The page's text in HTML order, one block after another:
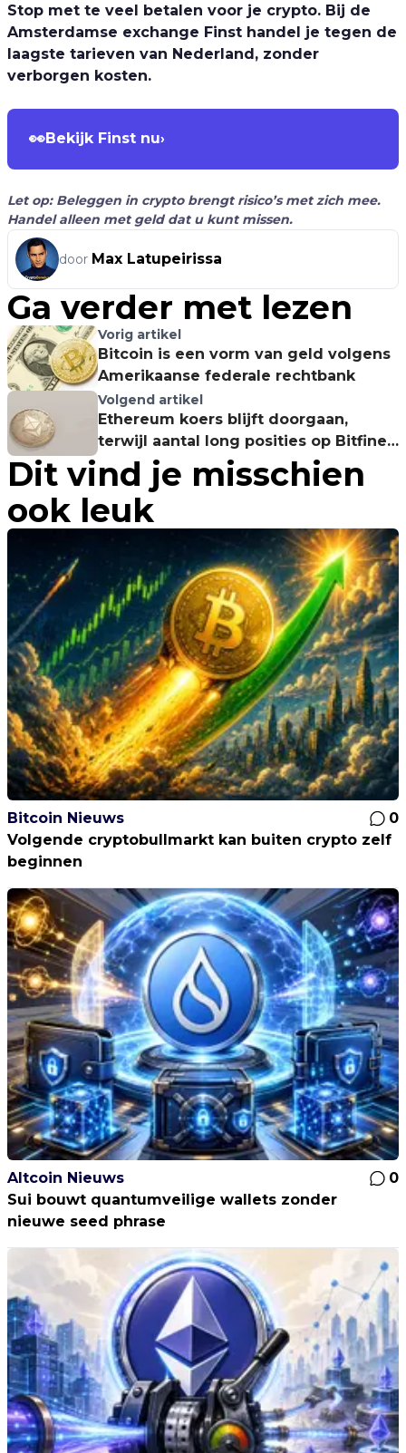
Stop met te veel betalen voor je crypto. Bij de
Amsterdamse exchange Finst handel je tegen de
laagste tarieven van Nederland, zonder
verborgen kosten.
👀Bekijk Finst nu›
Let op: Beleggen in crypto brengt risico’s met zich mee.
Handel alleen met geld dat u kunt missen.
door Max Latupeirissa
Ga verder met lezen
Vorig artikel
Bitcoin is een vorm van geld volgens
Amerikaanse federale rechtbank
Volgend artikel
Ethereum koers blijft doorgaan,
terwijl aantal long posities op Bitfinex
nieuw hoogtepunt bereikt
Dit vind je misschien
ook leuk
Bitcoin Nieuws
0
Volgende cryptobullmarkt kan buiten crypto zelf
beginnen
Altcoin Nieuws
0
Sui bouwt quantumveilige wallets zonder
nieuwe seed phrase